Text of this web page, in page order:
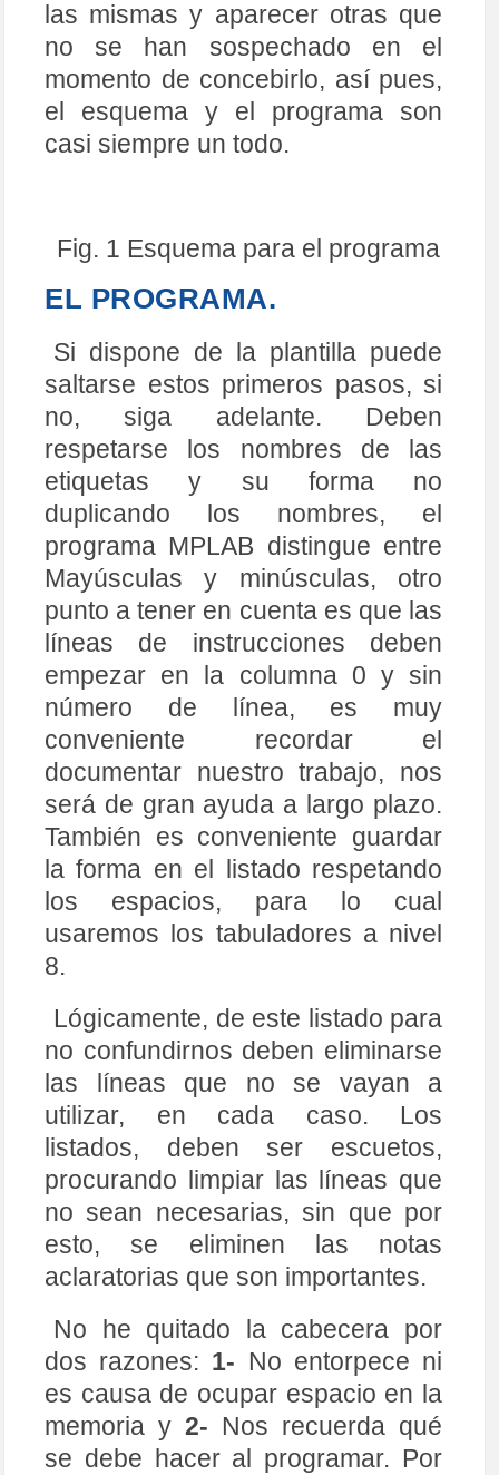
68
69
70
71
;------ -- -- -- -- ---- -- AQUI CONTINUA PROGRAMA
-- ------ -------- --------------
--
.
.
END ; fin de programa
las mismas y aparecer otras que
no se han sospechado en el
momento de concebirlo, así pues,
el esquema y el programa son
casi siempre un todo.
Fig. 1 Esquema para el programa
EL PROGRAMA.
Si dispone de la plantilla puede
saltarse estos primeros pasos, si
no, siga adelante. Deben
respetarse los nombres de las
etiquetas y su forma no
duplicando los nombres, el
programa MPLAB distingue entre
Mayúsculas y minúsculas, otro
punto a tener en cuenta es que las
líneas de instrucciones deben
empezar en la columna 0 y sin
número de línea, es muy
conveniente recordar el
documentar nuestro trabajo, nos
será de gran ayuda a largo plazo.
También es conveniente guardar
la forma en el listado respetando
los espacios, para lo cual
usaremos los tabuladores a nivel
8.
Lógicamente, de este listado para
no confundirnos deben eliminarse
las líneas que no se vayan a
utilizar, en cada caso. Los
listados, deben ser escuetos,
procurando limpiar las líneas que
no sean necesarias, sin que por
esto, se eliminen las notas
aclaratorias que son importantes.
No he quitado la cabecera por
dos razones: 1- No entorpece ni
es causa de ocupar espacio en la
memoria y 2- Nos recuerda qué
se debe hacer al programar. Por